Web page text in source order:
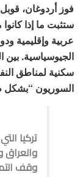
فوز أردوغان،
ستثبت ما إذا
عربية وإقليمية
الجيوسياسية.
سكنية لمناطق
السوريون “بشكل
تركيا
والعراق
وقف